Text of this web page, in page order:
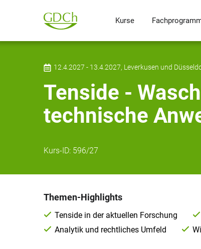
Kurse
12.4.2027 - 13.4.2027, Leverkusen und
Tenside -
technische
Kurs-ID: 596/27
Themen-Highlights
Tenside in der aktuellen Forschung
Analytik und rechtliches Umfeld